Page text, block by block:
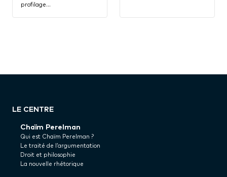
profilage…
LE CENTRE
Chaïm Perelman
Qui est Chaïm Perelman ?
Le traité de l’argumentation
Droit et philosophie
La nouvelle rhétorique